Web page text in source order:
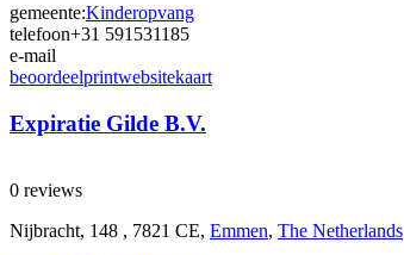
gemeente:Kinderopvang
telefoon+31 591531185
e-mail
beoordeelprintwebsitekaart
Expiratie Gilde B.V.
0 reviews
Nijbracht, 148 , 7821 CE, Emmen, The Netherlands